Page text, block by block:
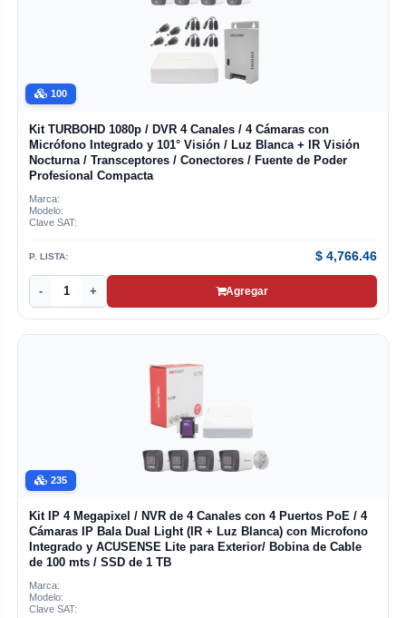
100
Kit TURBOHD 1080p / DVR 4 Canales / 4 Cámaras con
Micrófono Integrado y 101° Visión / Luz Blanca + IR Visión
Nocturna / Transceptores / Conectores / Fuente de Poder
Profesional Compacta
Marca:
Modelo:
Clave SAT:
P. LISTA: $ 4,766.46
- + Agregar
235
Kit IP 4 Megapixel / NVR de 4 Canales con 4 Puertos PoE / 4
Cámaras IP Bala Dual Light (IR + Luz Blanca) con Microfono
Integrado y ACUSENSE Lite para Exterior/ Bobina de Cable
de 100 mts / SSD de 1 TB
Marca:
Modelo:
Clave SAT: